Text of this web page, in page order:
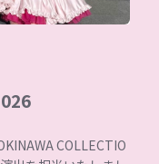
COLLECTIO